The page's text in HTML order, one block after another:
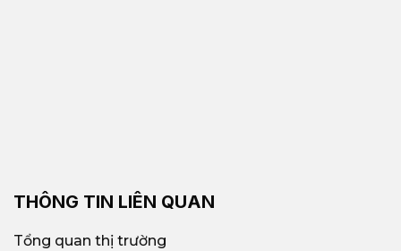
THÔNG TIN LIÊN QUAN
Tổng quan thị trường